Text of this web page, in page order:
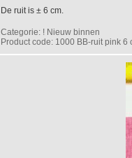
De ruit is ± 6 cm.
Categorie: ! Nieuw binnen
Product code: 1000 BB-ruit pink 6